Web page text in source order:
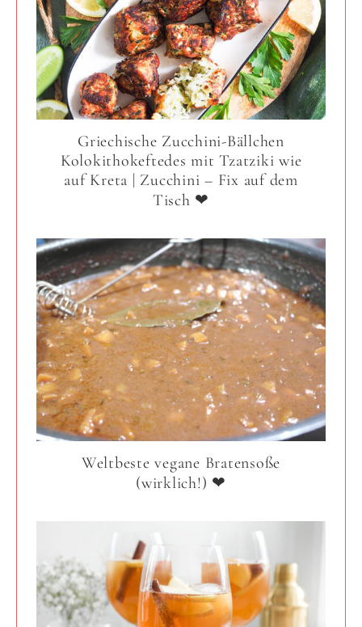
Griechische Zucchini-Bällchen
Kolokithokeftedes mit Tzatziki wie
auf Kreta | Zucchini – Fix auf dem
Tisch ❤
Weltbeste vegane Bratensoße
(wirklich!) ❤